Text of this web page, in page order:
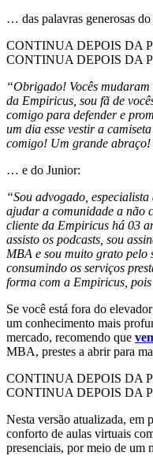
… das palavras generosas
CONTINUA DEPOIS DA
CONTINUA DEPOIS DA
“Obrigado! Vocês
da Empiricus, sou fã de
comigo para defender e
um dia esse vestir a
comigo! Um grande abraço!
… e do Junior:
“Sou advogado,
ajudar a comunidade a não
cliente da Empiricus há 03
assisto os podcasts, sou
MBA e sou muito grato pelo
consumindo os serviços
forma com a Empiricus,
Se você está fora do
um conhecimento mais
mercado, recomendo que
MBA, prestes a abrir para
CONTINUA DEPOIS DA
CONTINUA DEPOIS DA
Nesta versão atualizada, em
conforto de aulas virtuais
presenciais, por meio de um